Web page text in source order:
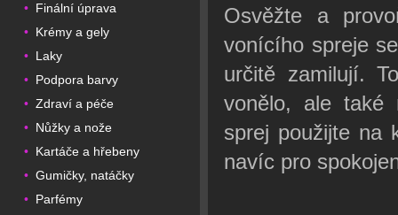
• Finální úprava
• Krémy a gely
• Laky
• Podpora barvy
• Zdraví a péče
• Nůžky a nože
• Kartáče a hřebeny
• Gumičky, natáčky
• Parfémy
Osvěžte a
vonícího spreje
určitě zamilují.
vonělo, ale také
sprej použijte na
navíc pro